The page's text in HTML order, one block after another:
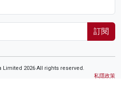
訂閱
2026 All rights reserved.
私隱政策